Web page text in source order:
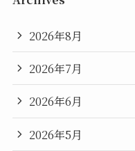
2026年8月
2026年7月
2026年6月
2026年5月